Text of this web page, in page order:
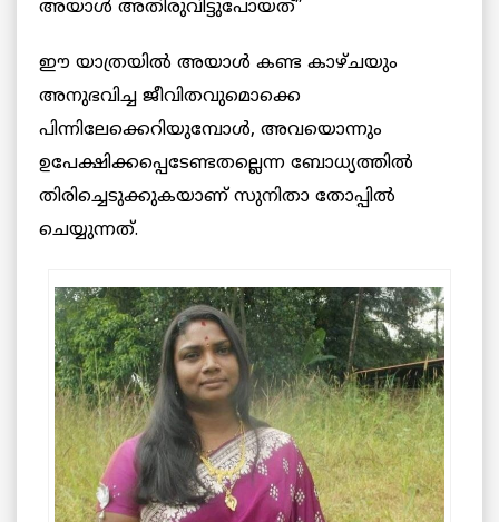
അയാൾ അതിരുവിട്ടുപോയത്”
ഈ യാത്രയിൽ അയാൾ കണ്ട കാഴ്ചയും
അനുഭവിച്ച ജീവിതവുമൊക്കെ
പിന്നിലേക്കെറിയുമ്പോൾ, അവയൊന്നും
ഉപേക്ഷിക്കപ്പെടേണ്ടതല്ലെന്ന ബോധ്യത്തിൽ
തിരിച്ചെടുക്കുകയാണ് സുനിതാ തോപ്പിൽ
ചെയ്യുന്നത്.